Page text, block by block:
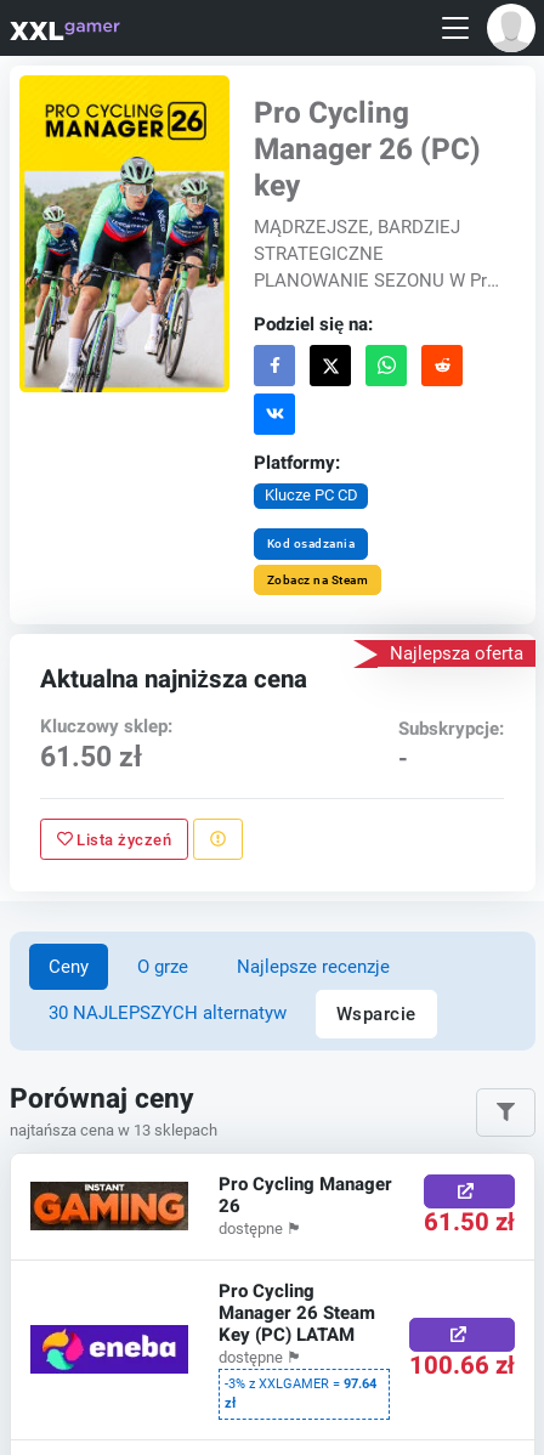
Pro Cycling
Manager 26 (PC)
key
MĄDRZEJSZE, BARDZIEJ
STRATEGICZNE
PLANOWANIE SEZONU W Pro
planowanie sezonu zostało
udoskonalone, aby zapewnić
większą immersję i k...
Podziel się na:
Platformy:
Klucze PC CD
Kod osadzania
Zobacz na Steam
Najlepsza oferta
Aktualna najniższa cena
Kluczowy sklep:
61.50 zł
Subskrypcje:
-
Lista życzeń
Ceny O grze Najlepsze recenzje
30 NAJLEPSZYCH alternatyw Wsparcie
Porównaj ceny
najtańsza cena w 13 sklepach
Pro Cycling Manager
26
dostępne 🏴 61.50 zł
Pro Cycling
Manager 26 Steam
Key (PC) LATAM
dostępne 🏴
-3% z XXLGAMER =97.64
zł
100.66 zł